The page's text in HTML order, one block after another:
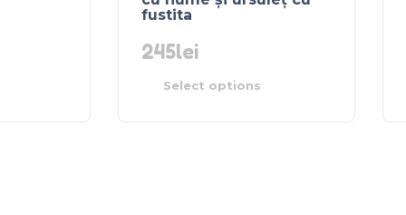
fustita
245lei
Select options